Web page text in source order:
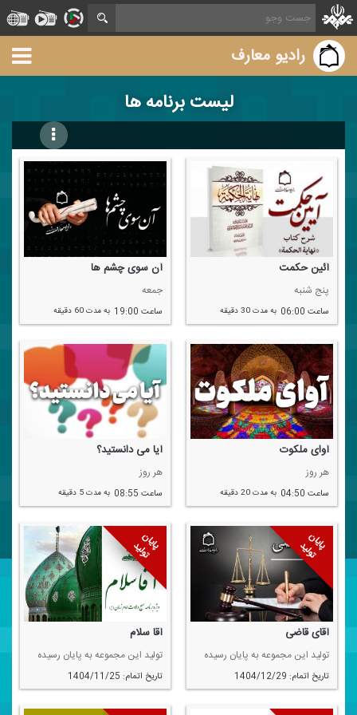
رادیو معارف
لیست برنامه ها
آئین حكمت
پنج شنبه
ساعت 06:00 به مدت 30 دقیقه
آن سوی چشم ها
جمعه
ساعت 19:00 به مدت 60 دقیقه
آوای ملكوت
هر روز
ساعت 04:50 به مدت 20 دقیقه
آیا می دانستید؟
هر روز
ساعت 08:55 به مدت 5 دقیقه
پایان
تولید
آقای قاضی
تولید این مجموعه به پایان رسیده
تاریخ اتمام: 1404/12/29
پایان
تولید
آقا سلام
تولید این مجموعه به پایان رسیده
تاریخ اتمام: 1404/11/25